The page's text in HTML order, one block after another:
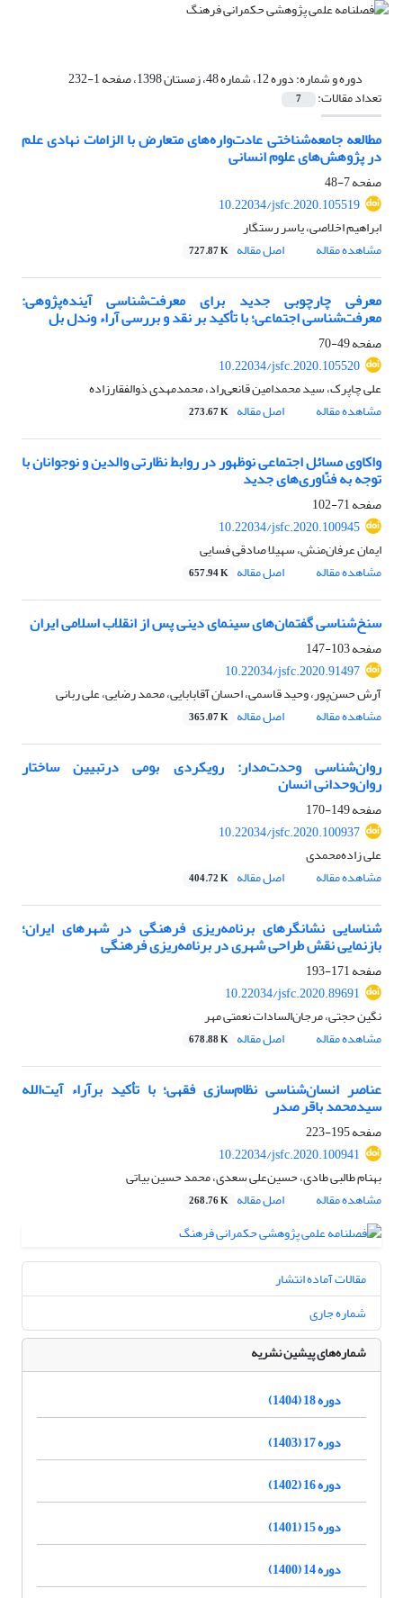
دوره و شماره:دوره 12، شماره 48، زمستان 1398، صفحه 1-232
تعداد مقالات: 7
مطالعه جامعه‌شناختی عادت‌واره‌های متعارض با الزامات نهادی علم
در پژوهش‌های علوم انسانی
صفحه7-48
10.22034/jsfc.2020.105519
ابراهیم اخلاصی، یاسر رستگار
مشاهده مقاله
اصل مقاله 727.87 K
معرفی چارچوبی جدید برای معرفت‌شناسی آینده‌پژوهی:
معرفت‌شناسی اجتماعی؛ با تأکید بر نقد و بررسی آراء وندل بل
صفحه49-70
10.22034/jsfc.2020.105520
علی چاپرک، سید محمدامین قانعی‌راد، محمدمهدی ذوالفقارزاده
مشاهده مقاله
اصل مقاله 273.67 K
واکاوی مسائل اجتماعی نوظهور در روابط نظارتی والدین و نوجوانان با
توجه به فنّاوری‌های جدید
صفحه71-102
10.22034/jsfc.2020.100945
ایمان عرفان‌منش، سهیلا صادقی فسایی
مشاهده مقاله
اصل مقاله 657.94 K
سنخ‌شناسی گفتمان‌های سینمای دینی پس از انقلاب اسلامی ایران
صفحه103-147
10.22034/jsfc.2020.91497
آرش حسن‌پور، وحید قاسمی، احسان آقابابایی، محمد رضایی، علی ربانی
مشاهده مقاله
اصل مقاله 365.07 K
روان‌شناسی وحدت‌مدار: رویکردی بومی درتبیین ساختار
روان‌وحدانی انسان
صفحه149-170
10.22034/jsfc.2020.100937
علی زاده‌محمدی
مشاهده مقاله
اصل مقاله 404.72 K
شناسایی نشانگرهای برنامه‌ریزی فرهنگی در شهرهای ایران؛
بازنمایی نقش طراحی شهری در برنامه‌ریزی فرهنگی
صفحه171-193
10.22034/jsfc.2020.89691
نگین حجتی، مرجان‌السادات نعمتی مهر
مشاهده مقاله
اصل مقاله 678.88 K
عناصر انسان‌شناسی نظام‌سازی فقهی؛ با تأکید برآراء آیت‌الله
سیدمحمد باقر صدر
صفحه195-223
10.22034/jsfc.2020.100941
بهنام طالبی طادی، حسین‌علی سعدی، محمد حسین بیاتی
مشاهده مقاله
اصل مقاله 268.76 K
مقالات آماده انتشار
شماره جاری
شماره‌های پیشین نشریه
دوره 18 (1404)
دوره 17 (1403)
دوره 16 (1402)
دوره 15 (1401)
دوره 14 (1400)